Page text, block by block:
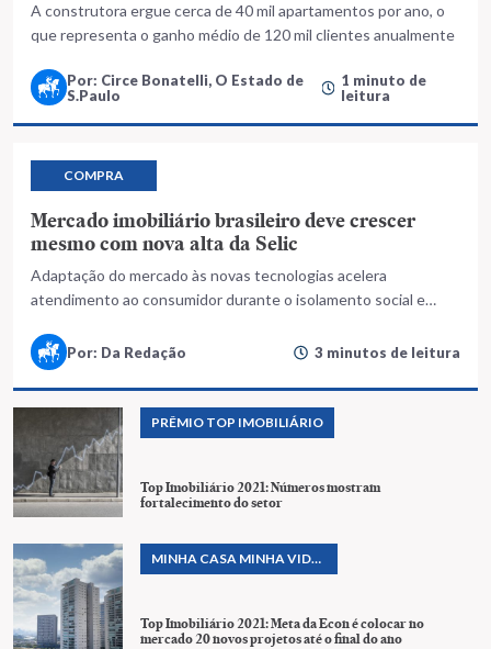
A construtora ergue cerca de 40 mil apartamentos por ano, o
que representa o ganho médio de 120 mil clientes anualmente
Por: Circe Bonatelli, O Estado de
S.Paulo
1 minuto de
leitura
COMPRA
Mercado imobiliário brasileiro deve crescer
mesmo com nova alta da Selic
Adaptação do mercado às novas tecnologias acelera
atendimento ao consumidor durante o isolamento social e
Por: Da Redação 3 minutos de leitura
PRÊMIO TOP IMOBILIÁRIO
Top Imobiliário 2021: Números mostram
fortalecimento do setor
MINHA CASA MINHA VIDA
HABITACIONAIS
Top Imobiliário 2021: Meta da Econ é colocar no
mercado 20 novos projetos até o final do ano